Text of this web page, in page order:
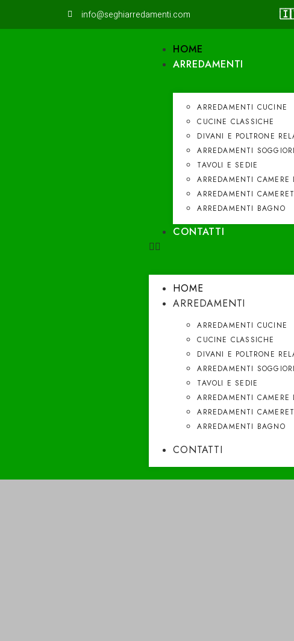
info@seghiarredamenti.com
HOME
ARREDAMENTI
ARREDAMENTI CUCINE
CUCINE CLASSICHE
DIVANI E POLTRONE
ARREDAMENTI
TAVOLI E SEDIE
ARREDAMENTI CAMERE
ARREDAMENTI
ARREDAMENTI BAGNO
CONTATTI
HOME
ARREDAMENTI
ARREDAMENTI CUCINE
CUCINE CLASSICHE
DIVANI E POLTRONE
ARREDAMENTI
TAVOLI E SEDIE
ARREDAMENTI CAMERE
ARREDAMENTI
ARREDAMENTI BAGNO
CONTATTI